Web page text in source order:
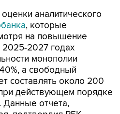
аналитического
, которые
на повышение
2025-2027 годах
монополии
а свободный
составлять около 200
действующем порядке
Данные отчета,